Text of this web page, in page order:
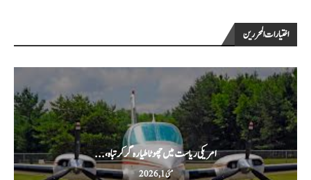
اختيارات المحررين
امریکی ریاست میں چھوٹا طیارہ گر کر تباہ،...
مئی 1, 2026